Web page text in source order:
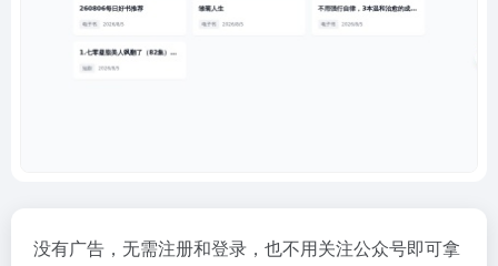
没有广告，无需注册和登录，也不用关注公众号即可拿